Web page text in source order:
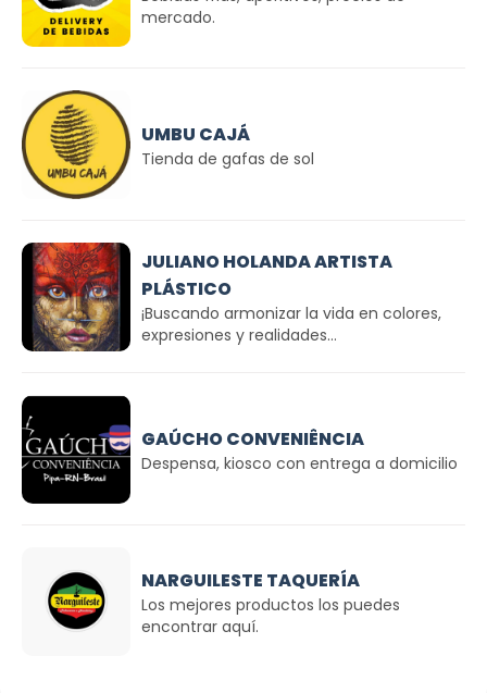
mercado.
UMBU CAJÁ
Tienda de gafas de sol
JULIANO HOLANDA ARTISTA
PLÁSTICO
¡Buscando armonizar la vida en colores,
expresiones y realidades...
GAÚCHO CONVENIÊNCIA
Despensa, kiosco con entrega a domicilio
NARGUILESTE TAQUERÍA
Los mejores productos los puedes
encontrar aquí.